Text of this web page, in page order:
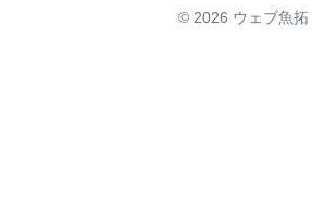
© 2026 ウェブ魚拓